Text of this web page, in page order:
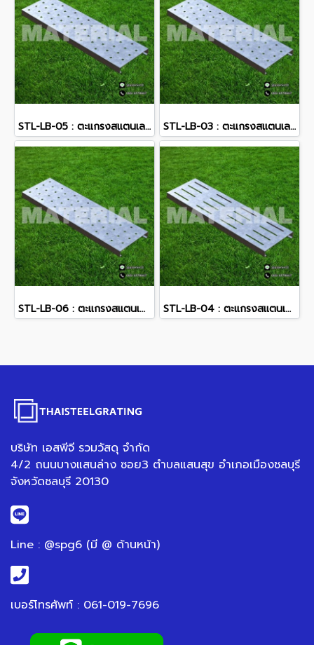
STL-LB-05 : ตะแกรงสแตนเลส STL-LB-03 : ตะแกรงสแตนเลส
STL-LB-06 : ตะแกรงสแตนเลส STL-LB-04 : ตะแกรงสแตนเลส
บริษัท เอสพีจี รวมวัสดุ จำกัด
4/2 ถนนบางแสนล่าง ซอย3 ตำบลแสนสุข อำเภอเมืองชลบุรี
จังหวัดชลบุรี 20130
Line : @spg6 (มี @ ด้านหน้า)
เบอร์โทรศัพท์ : 061-019-7696